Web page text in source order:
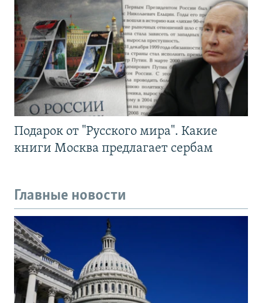
Подарок от "Русского мира". Какие
книги Москва предлагает сербам
Главные новости